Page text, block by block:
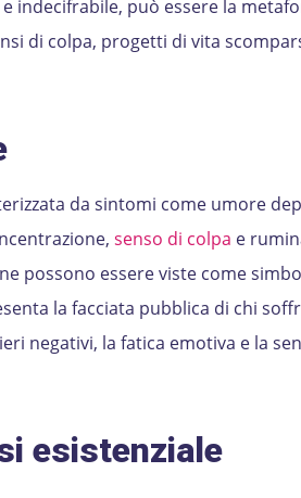
indecifrabile, può essere la
di colpa, progetti di vita
da sintomi come umore
senso di colpa e
possono essere viste come
la facciata pubblica di chi
negativi, la fatica emotiva e la
esistenziale